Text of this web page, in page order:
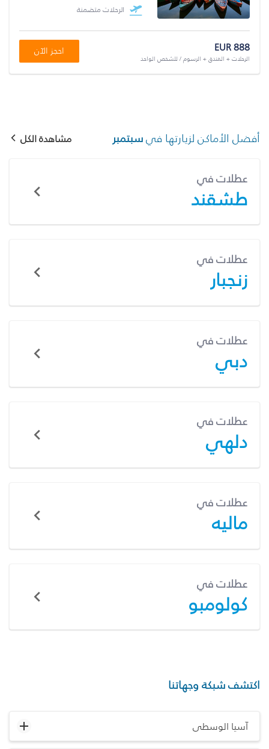
الرحلات متضمنة
EUR 888
الرحلات + الفندق + الرسوم / للشخص الواحد
احجز الآن
أفضل الأماكن لزيارتها فيسبتمبر مشاهدة الكل
عطلات في
طشقند
عطلات في
زنجبار
عطلات في
دبي
عطلات في
دلهي
عطلات في
ماليه
عطلات في
كولومبو
اكتشف شبكة وجهاتنا
آسيا الوسطى